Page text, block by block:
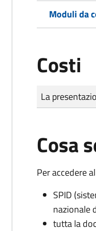
Moduli da
Costi
Tipo di
Importo
La
Cosa
Per accedere
SPID
nazionale
tutta la